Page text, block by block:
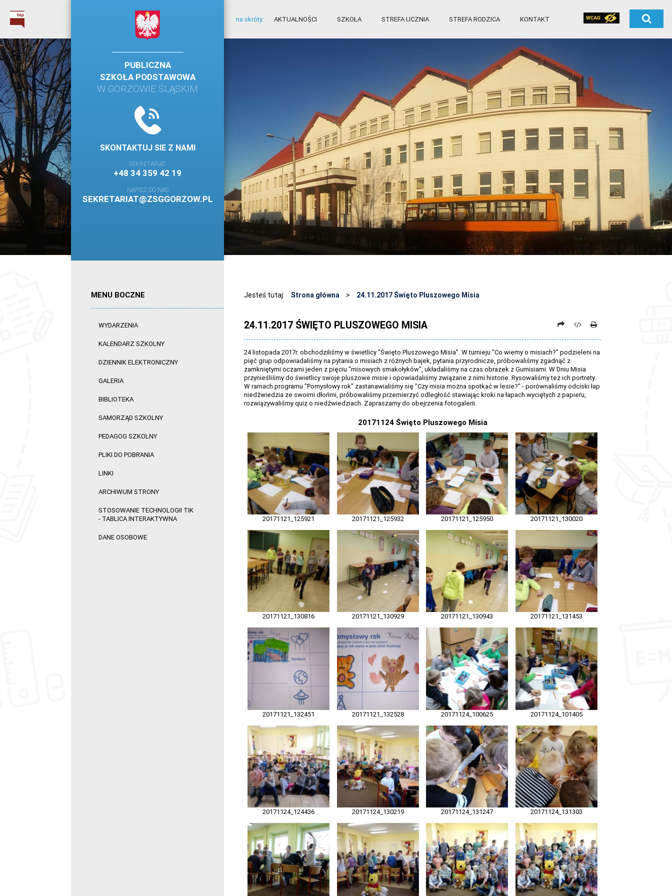
na skróty: AKTUALNOŚCI SZKOŁA STREFA UCZNIA STREFA RODZICA KONTAKT
PUBLICZNA
SZKOŁA PODSTAWOWA
W GORZOWIE ŚLĄSKIM
SKONTAKTUJ SIE Z NAMI
SEKRETARIAT
+48 34 359 42 19
NAPISZ DO NAS
SEKRETARIAT@ZSGGORZOW.PL
MENU BOCZNE
WYDARZENIA
KALENDARZ SZKOLNY
DZIENNIK ELEKTRONICZNY
GALERIA
BIBLIOTEKA
SAMORZĄD SZKOLNY
PEDAGOG SZKOLNY
PLIKI DO POBRANIA
LINKI
ARCHIWUM STRONY
STOSOWANIE TECHNOLOGII TIK
- TABLICA INTERAKTYWNA
DANE OSOBOWE
Jesteś tutaj: Strona główna > 24.11.2017 Święto Pluszowego Misia
24.11.2017 ŚWIĘTO PLUSZOWEGO MISIA
24 listopada 2017r. obchodziliśmy w świetlicy "Święto Pluszowego Misia". W turnieju "Co wiemy o misiach?" podzieleni na
pięć grup odpowiadaliśmy na pytania o misiach z różnych bajek, pytania przyrodnicze, próbowaliśmy zgadnąć z
zamkniętymi oczami jeden z pięciu "misowych smakołyków", układaliśmy na czas obrazek z Gumisiami. W Dniu Misia
przynieśliśmy do świetlicy swoje pluszowe misie i opowiadaliśmy związane z nimi historie. Rysowaliśmy też ich portrety.
W ramach programu "Pomysłowy rok" zastanawialiśmy się "Czy misia można spotkać w lesie?" - porównaliśmy odciski łap
niedźwiedzia ze swoimi dłońmi, próbowaliśmy przemierzyć odległość stawiając kroki na łapach wyciętych z papieru,
rozwiązywaliśmy quiz o niedźwiedziach. Zapraszamy do obejrzenia fotogalerii.
20171124 Święto Pluszowego Misia
20171121_125921 20171121_125932 20171121_125950 20171121_130020
20171121_130816 20171121_130929 20171121_130943 20171121_131453
20171121_132451 20171121_132528 20171124_100625 20171124_101405
20171124_124436 20171124_130219 20171124_131247 20171124_131303